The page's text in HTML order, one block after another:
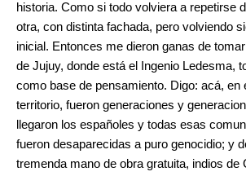
historia. Como si todo volviera a repetirse
otra, con distinta fachada, pero volviendo
inicial. Entonces me dieron ganas de
de Jujuy, donde está el Ingenio Ledesma,
como base de pensamiento. Digo: acá, en
territorio, fueron generaciones y
llegaron los españoles y todas esas
fueron desaparecidas a puro genocidio; y
tremenda mano de obra gratuita, indios de